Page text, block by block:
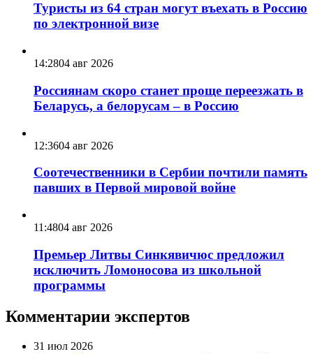
Туристы из 64 стран могут въехать в Россию
по электронной визе
14:2804 авг 2026
Россиянам скоро станет проще переезжать в
Беларусь, а белорусам – в Россию
12:3604 авг 2026
Соотечественники в Сербии почтили память
павших в Первой мировой войне
11:4804 авг 2026
Премьер Литвы Синкявичюс предложил
исключить Ломоносова из школьной
программы
Комментарии экспертов
31 июл 2026